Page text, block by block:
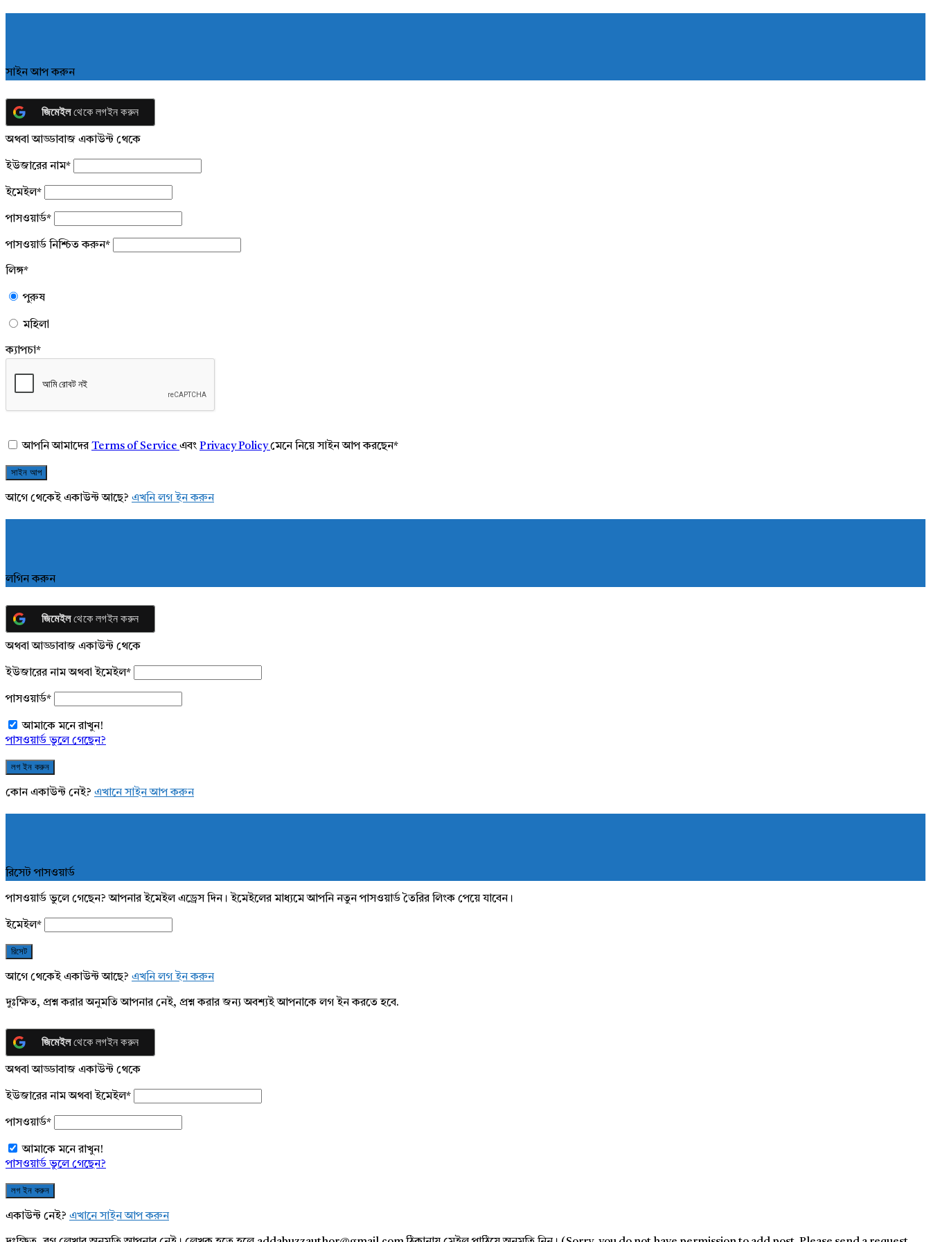
সাইন আপ করুন
জিমেইলথেকে লগইন করুন
অথবা আড্ডাবাজ একাউন্ট থেকে
ইউজারের নাম*
ইমেইল*
পাসওয়ার্ড*
পাসওয়ার্ড নিশ্চিত করুন*
লিঙ্গ*
পুরুষ
মহিলা
ক্যাপচা*
আপনি আমাদেরTerms of Service এবং Privacy Policyমেনে নিয়ে সাইন আপ করছেন*
আগে থেকেই একাউন্ট আছে? এখনি লগ ইন করুন
লগিন করুন
জিমেইলথেকে লগইন করুন
অথবা আড্ডাবাজ একাউন্ট থেকে
ইউজারের নাম অথবা ইমেইল*
পাসওয়ার্ড*
আমাকে মনে রাখুন!
পাসওয়ার্ড ভুলে গেছেন?
কোন একাউন্ট নেই? এখানে সাইন আপ করুন
রিসেট পাসওয়ার্ড
পাসওয়ার্ড ভুলে গেছেন? আপনার ইমেইল এড্রেস দিন। ইমেইলের মাধ্যমে আপনি নতুন পাসওয়ার্ড তৈরির লিংক পেয়ে যাবেন।
ইমেইল*
আগে থেকেই একাউন্ট আছে? এখনি লগ ইন করুন
দুঃক্ষিত, প্রশ্ন করার অনুমতি আপনার নেই, প্রশ্ন করার জন্য অবশ্যই আপনাকে লগ ইন করতে হবে.
জিমেইলথেকে লগইন করুন
অথবা আড্ডাবাজ একাউন্ট থেকে
ইউজারের নাম অথবা ইমেইল*
পাসওয়ার্ড*
আমাকে মনে রাখুন!
পাসওয়ার্ড ভুলে গেছেন?
একাউন্ট নেই? এখানে সাইন আপ করুন